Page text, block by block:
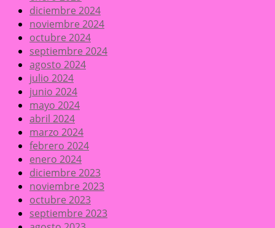
diciembre 2024
noviembre 2024
octubre 2024
septiembre 2024
agosto 2024
julio 2024
junio 2024
mayo 2024
abril 2024
marzo 2024
febrero 2024
enero 2024
diciembre 2023
noviembre 2023
octubre 2023
septiembre 2023